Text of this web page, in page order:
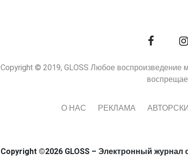
Copyright © 2019, GLOSS Любое воспроизведение
О НАС РЕКЛАМА
Copyright ©2026 GLOSS – Электронный